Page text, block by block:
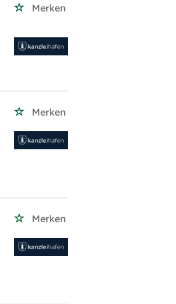
Merken
Merken
Merken